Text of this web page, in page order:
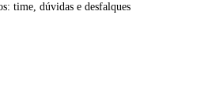
time, dúvidas e desfalques